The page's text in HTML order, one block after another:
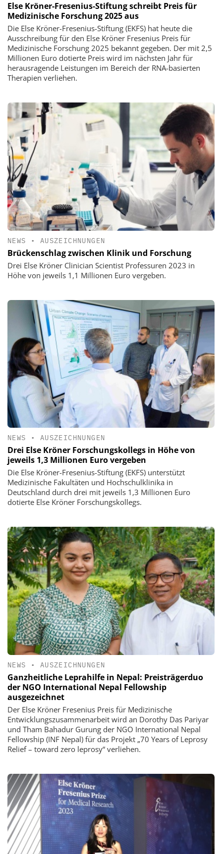
Else Kröner-Fresenius-Stiftung schreibt Preis für
Medizinische Forschung 2025 aus
Die Else Kröner-Fresenius-Stiftung (EKFS) hat heute die
Ausschreibung für den Else Kröner Fresenius Preis für
Medizinische Forschung 2025 bekannt gegeben. Der mit 2,5
Millionen Euro dotierte Preis wird im nächsten Jahr für
herausragende Leistungen im Bereich der RNA-basierten
Therapien verliehen.
NEWS • AUSZEICHNUNGEN
Brückenschlag zwischen Klinik und Forschung
Drei Else Kröner Clinician Scientist Professuren 2023 in
Höhe von jeweils 1,1 Millionen Euro vergeben.
NEWS • AUSZEICHNUNGEN
Drei Else Kröner Forschungskollegs in Höhe von
jeweils 1,3 Millionen Euro vergeben
Die Else Kröner-Fresenius-Stiftung (EKFS) unterstützt
Medizinische Fakultäten und Hochschulklinika in
Deutschland durch drei mit jeweils 1,3 Millionen Euro
dotierte Else Kröner Forschungskollegs.
NEWS • AUSZEICHNUNGEN
Ganzheitliche Leprahilfe in Nepal: Preisträgerduo
der NGO International Nepal Fellowship
ausgezeichnet
Der Else Kröner Fresenius Preis für Medizinische
Entwicklungszusammenarbeit wird an Dorothy Das Pariyar
und Tham Bahadur Gurung der NGO International Nepal
Fellowship (INF Nepal) für das Projekt „70 Years of Leprosy
Relief – toward zero leprosy“ verliehen.